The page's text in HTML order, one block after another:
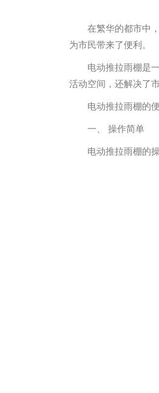
在繁华的都市中
为市民带来了便利。
电动推拉雨棚是
活动空间，还解决了
电动推拉雨棚的
一、 操作简单
电动推拉雨棚的